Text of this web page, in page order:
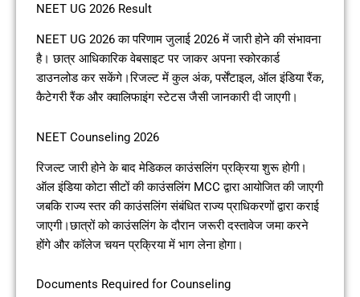
NEET UG 2026 Result
NEET UG 2026 का परिणाम जुलाई 2026 में जारी होने की संभावना
है। छात्र आधिकारिक वेबसाइट पर जाकर अपना स्कोरकार्ड
डाउनलोड कर सकेंगे।रिजल्ट में कुल अंक, पर्सेंटाइल, ऑल इंडिया रैंक,
कैटेगरी रैंक और क्वालिफाइंग स्टेटस जैसी जानकारी दी जाएगी।
NEET Counseling 2026
रिजल्ट जारी होने के बाद मेडिकल काउंसलिंग प्रक्रिया शुरू होगी।
ऑल इंडिया कोटा सीटों की काउंसलिंग MCC द्वारा आयोजित की जाएगी
जबकि राज्य स्तर की काउंसलिंग संबंधित राज्य प्राधिकरणों द्वारा कराई
जाएगी।छात्रों को काउंसलिंग के दौरान जरूरी दस्तावेज जमा करने
होंगे और कॉलेज चयन प्रक्रिया में भाग लेना होगा।
Documents Required for Counseling